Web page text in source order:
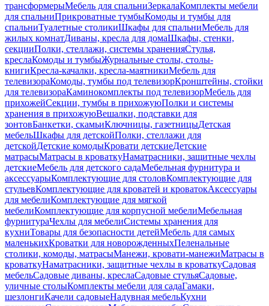
трансформерыМебель для спальниЗеркалаКомплекты мебели
для спальниПрикроватные тумбыКомоды и тумбы для
спальниТуалетные столикиШкафы для спальниМебель для
жилых комнатДиваны, кресла для домаШкафы, стенки,
секцииПолки, стеллажи, системы храненияСтулья,
креслаКомоды и тумбыЖурнальные столы, столы-
книгиКресла-качалки, кресла-маятникиМебель для
телевизораКомоды, тумбы под телевизорКронштейны, стойки
для телевизораКаминокомплекты под телевизорМебель для
прихожейСекции, тумбы в прихожуюПолки и системы
хранения в прихожуюВешалки, подставки для
зонтовБанкетки, скамьиКлючницы, газетницыДетская
мебельШкафы для детскойПолки, стеллажи для
детскойДетские комодыКровати детскиеДетские
матрасыМатрасы в кроваткуНаматрасники, защитные чехлы
детскиеМебель для детского садаМебельная фурнитура и
аксессуарыКомплектующие для столовКомплектующие для
стульевКомплектующие для кроватей и кроватокАксессуары
для мебелиКомплектующие для мягкой
мебелиКомплектующие для корпусной мебелиМебельная
фурнитураЧехлы для мебелиСистемы хранения для
кухниТовары для безопасности детейМебель для самых
маленькихКроватки для новорожденныхПеленальные
столики, комоды, матрасыМанежи, кровати-манежиМатрасы в
кроваткуНаматрасники, защитные чехлы в кроваткуСадовая
мебельСадовые диваны, креслаСадовые стульяСадовые,
уличные столыКомплекты мебели для садаГамаки,
шезлонгиКачели садовыеНадувная мебельКухни